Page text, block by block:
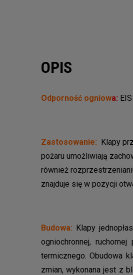
OPIS
Odporność ogniowa:
Zastosowanie: Klapy
pożaru umożliwiają
również
znajduje się w pozycji
Budowa: Klapy
ogniochronnej,
termicznego. Obudowa
zmian, wykonana jest z